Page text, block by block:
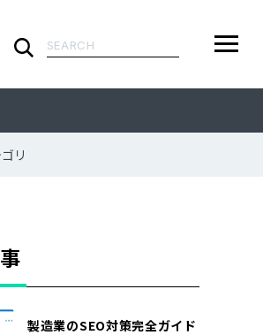
検
リ
製造業のSEO対策完全ガイド